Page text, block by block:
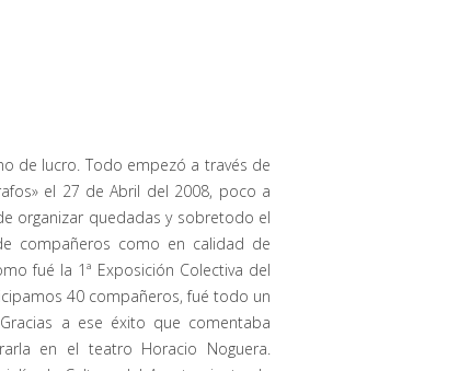
de lucro. Todo empezó a través de
el 27 de Abril del 2008, poco a
organizar quedadas y sobretodo el
compañeros como en calidad de
fué la 1ª Exposición Colectiva del
40 compañeros, fué todo un
a ese éxito que comentaba
en el teatro Horacio Noguera.